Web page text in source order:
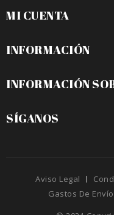
MI CUENTA
INFORMACIÓN
INFORMACIÓN
SÍGANOS
Aviso Legal
Gastos De Envío